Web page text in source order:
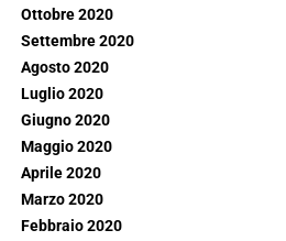
Ottobre 2020
Settembre 2020
Agosto 2020
Luglio 2020
Giugno 2020
Maggio 2020
Aprile 2020
Marzo 2020
Febbraio 2020